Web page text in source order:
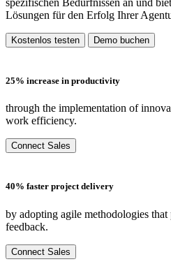
Lösungen für den Erfolg Ihrer
Kostenlos testen Demo buchen
25% increase in productivity
through the implementation of
work efficiency.
Connect Sales
40% faster project delivery
by adopting agile methodologies
feedback.
Connect Sales